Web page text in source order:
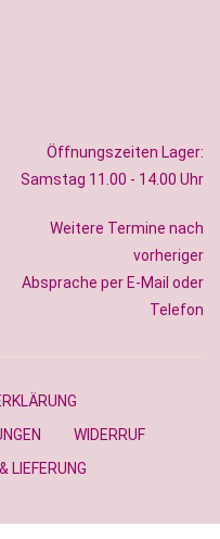
Öffnungszeiten Lager:
Samstag 11.00 - 14.00 Uhr
Weitere Termine nach
vorheriger
Absprache per E-Mail oder
Telefon
WIDERRUF
LIEFERUNG